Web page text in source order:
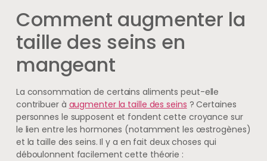
Comment augmenter la
taille des seins en
mangeant
La consommation de certains aliments peut-elle
contribuer à augmenter la taille des seins ? Certaines
personnes le supposent et fondent cette croyance sur
le lien entre les hormones (notamment les œstrogènes)
et la taille des seins. Il y a en fait deux choses qui
déboulonnent facilement cette théorie :